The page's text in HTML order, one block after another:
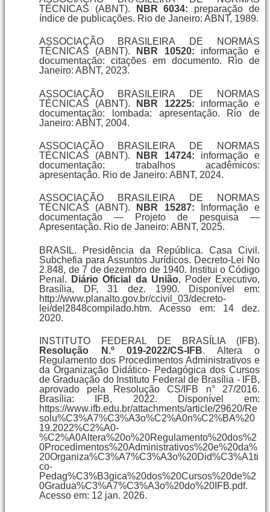
TÉCNICAS (ABNT).
NBR 6034: preparação de
índice de publicações. Rio de Janeiro: ABNT, 1989.
ASSOCIAÇÃO BRASILEIRA DE NORMAS
TÉCNICAS (ABNT).
NBR 10520: informação e
documentação: citações em documento. Rio de
Janeiro: ABNT, 2023.
ASSOCIAÇÃO BRASILEIRA DE NORMAS
TÉCNICAS (ABNT).
NBR 12225: informação e
documentação: lombada: apresentação. Rio de
Janeiro: ABNT, 2004.
ASSOCIAÇÃO BRASILEIRA DE NORMAS
TÉCNICAS (ABNT).
NBR 14724: informação e
documentação: trabalhos acadêmicos:
apresentação. Rio de Janeiro: ABNT, 2024.
ASSOCIAÇÃO BRASILEIRA DE NORMAS
TÉCNICAS (ABNT).
NBR 15287: Informação e
documentação — Projeto de pesquisa —
Apresentação. Rio de Janeiro: ABNT, 2025.
BRASIL. Presidência da República. Casa Civil.
Subchefia para Assuntos Jurídicos. Decreto-Lei No
2.848, de 7 de dezembro de 1940. Institui o Código
Penal.
Diário Oficial da União, Poder Executivo,
Brasília, DF, 31 dez. 1990. Disponível em:
http://www.planalto.gov.br/ccivil_03/decreto-
lei/del2848compilado.htm. Acesso em: 14 dez.
2020.
INSTITUTO FEDERAL DE BRASÍLIA (IFB).
Resolução N.º 019-2022/CS-IFB. Altera o
Regulamento dos Procedimentos Administrativos e
da Organização Didático- Pedagógica dos Cursos
de Graduação do Instituto Federal de Brasília - IFB,
aprovado pela Resolução CS/IFB n° 27/2016.
Brasília: IFB, 2022. Disponível em:
https://www.ifb.edu.br/attachments/article/29620/Re
solu%C3%A7%C3%A3o%C2%A0n%C2%BA%20
19.2022%C2%A0-
%C2%A0Altera%20o%20Regulamento%20dos%2
0Procedimentos%20Administrativos%20e%20da%
20Organiza%C3%A7%C3%A3o%20Did%C3%A1ti
co-
Pedag%C3%B3gica%20dos%20Cursos%20de%2
0Gradua%C3%A7%C3%A3o%20do%20IFB.pdf.
Acesso em: 12 jan. 2026.